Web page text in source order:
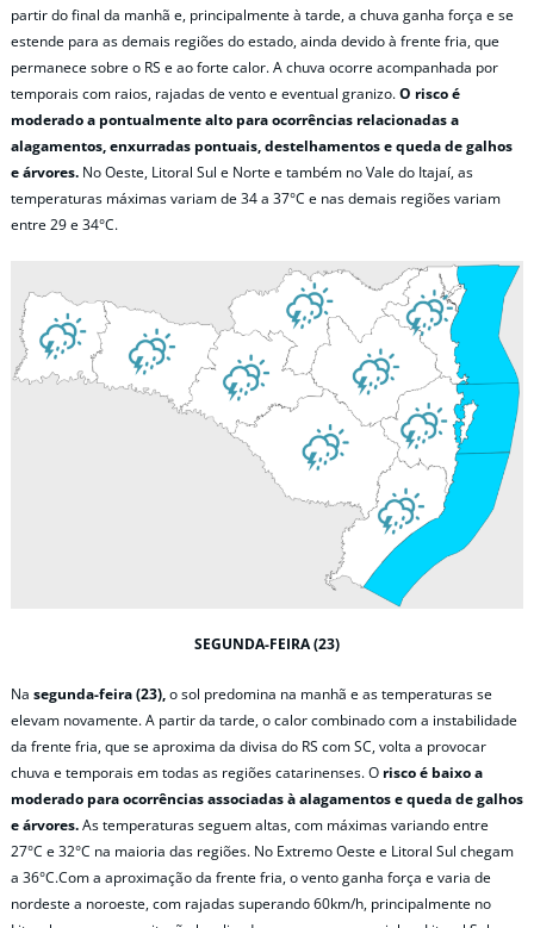
partir do final da manhã e, principalmente à tarde, a chuva ganha força e se
estende para as demais regiões do estado, ainda devido à frente fria, que
permanece sobre o RS e ao forte calor. A chuva ocorre acompanhada por
temporais com raios, rajadas de vento e eventual granizo.O risco é
moderado a pontualmente alto para ocorrências relacionadas a
alagamentos, enxurradas pontuais, destelhamentos e queda de galhos
e árvores. No Oeste, Litoral Sul e Norte e também no Vale do Itajaí, as
temperaturas máximas variam de 34 a 37°C e nas demais regiões variam
entre 29 e 34°C.
SEGUNDA-FEIRA (23)
Na segunda-feira (23),o sol predomina na manhã e as temperaturas se
elevam novamente. A partir da tarde, o calor combinado com a instabilidade
da frente fria, que se aproxima da divisa do RS com SC, volta a provocar
chuva e temporais em todas as regiões catarinenses. O risco é baixo a
moderado para ocorrências associadas à alagamentos e queda de galhos
e árvores.As temperaturas seguem altas, com máximas variando entre
27°C e 32°C na maioria das regiões. No Extremo Oeste e Litoral Sul chegam
a 36°C.Com a aproximação da frente fria, o vento ganha força e varia de
nordeste a noroeste, com rajadas superando 60km/h, principalmente no